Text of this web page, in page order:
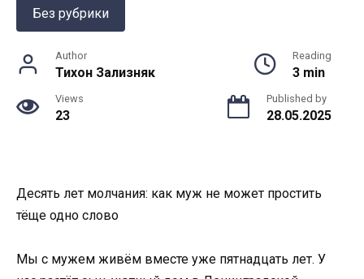
Без рубрики
Author
Тихон Зализняк
Reading
3 min
Views
23
Published by
28.05.2025
Десять лет молчания: как муж не может простить
тёще одно слово
Мы с мужем живём вместе уже пятнадцать лет. У